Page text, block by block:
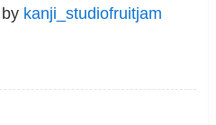
by kanji_studiofruitjam